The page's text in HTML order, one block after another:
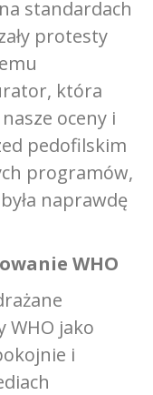
standardach
protesty
która
oceny i
pedofilskim
programów,
naprawdę
WHO
WHO jako
i